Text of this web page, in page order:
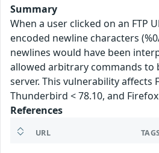
Summary
When a user clicked on an FTP
encoded newline characters
newlines would have been
allowed arbitrary commands to
server. This vulnerability affects
Thunderbird < 78.10, and Firefox
References
URL